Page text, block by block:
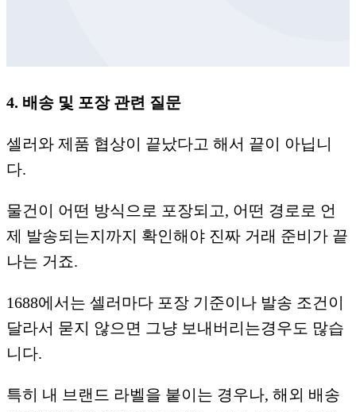
4. 배송 및 포장 관련 질문
셀러와 제품 협상이 끝났다고 해서 끝이 아닙니
다.
물건이 어떤 방식으로 포장되고, 어떤 경로로 언
제 발송되는지까지 확인해야 진짜 거래 준비가 끝
나는 거죠.
1688에서는 셀러마다 포장 기준이나 발송 조건이
달라서 묻지 않으면 그냥 보내버리는경우도 많습
니다.
특히 내 브랜드 라벨을 붙이는 경우나, 해외 배송